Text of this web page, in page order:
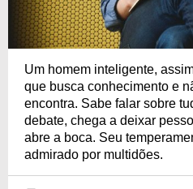
Um homem inteligente,
que busca conhecimento e
encontra. Sabe falar sobre
debate, chega a deixar
abre a boca. Seu
admirado por multidões.